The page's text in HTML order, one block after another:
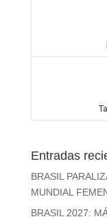
Entradas
BRASIL
MUNDIAL
BRASIL 2027: